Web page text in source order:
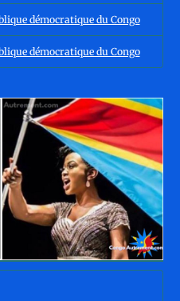
démocratique du Congo
démocratique du Congo